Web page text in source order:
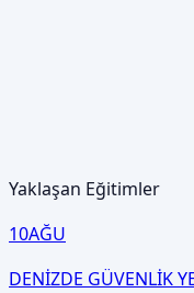
Yaklaşan Eğitimler
10AĞU
DENİZDE GÜVENLİK